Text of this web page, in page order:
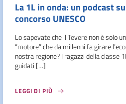
La 1L in onda: un podcast
concorso UNESCO
Lo sapevate che il Tevere non è solo
“motore” che da millenni fa girare
nostra regione? I ragazzi della classe
guidati […]
LEGGI DI PIÙ